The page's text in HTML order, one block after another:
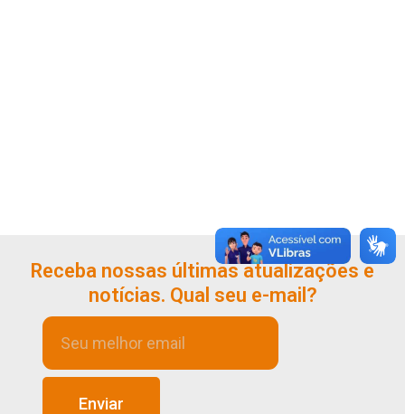
Receba nossas últimas atualizações e
notícias. Qual seu e-mail?
Enviar